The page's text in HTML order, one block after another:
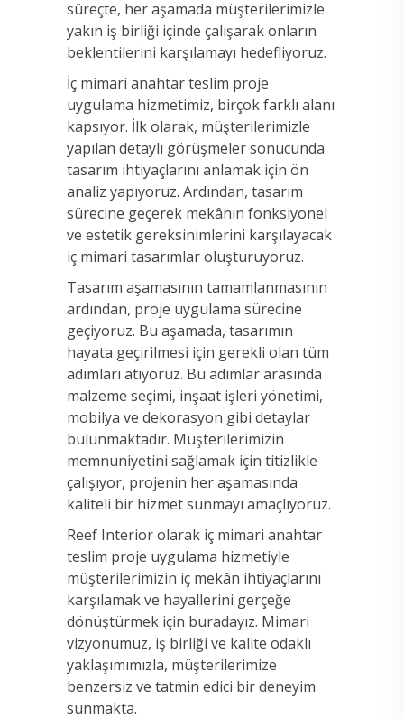
süreçte, her aşamada müşterilerimizle
yakın iş birliği içinde çalışarak onların
beklentilerini karşılamayı hedefliyoruz.
İç mimari anahtar teslim proje
uygulama hizmetimiz, birçok farklı alanı
kapsıyor. İlk olarak, müşterilerimizle
yapılan detaylı görüşmeler sonucunda
tasarım ihtiyaçlarını anlamak için ön
analiz yapıyoruz. Ardından, tasarım
sürecine geçerek mekânın fonksiyonel
ve estetik gereksinimlerini karşılayacak
iç mimari tasarımlar oluşturuyoruz.
Tasarım aşamasının tamamlanmasının
ardından, proje uygulama sürecine
geçiyoruz. Bu aşamada, tasarımın
hayata geçirilmesi için gerekli olan tüm
adımları atıyoruz. Bu adımlar arasında
malzeme seçimi, inşaat işleri yönetimi,
mobilya ve dekorasyon gibi detaylar
bulunmaktadır. Müşterilerimizin
memnuniyetini sağlamak için titizlikle
çalışıyor, projenin her aşamasında
kaliteli bir hizmet sunmayı amaçlıyoruz.
Reef Interior olarak iç mimari anahtar
teslim proje uygulama hizmetiyle
müşterilerimizin iç mekân ihtiyaçlarını
karşılamak ve hayallerini gerçeğe
dönüştürmek için buradayız. Mimari
vizyonumuz, iş birliği ve kalite odaklı
yaklaşımımızla, müşterilerimize
benzersiz ve tatmin edici bir deneyim
sunmakta.